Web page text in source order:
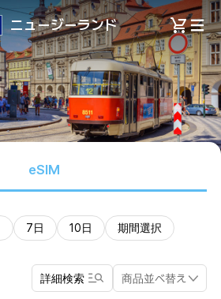
ニュージーランド
eSIM
7日 10日 期間選択
詳細検索